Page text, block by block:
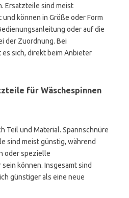
Ersatzteile sind meist
können in Größe oder Form
oder auf die
der Zuordnung. Bei
sich, direkt beim Anbieter
für Wäschespinnen
Teil und Material. Spannschnüre
sind meist günstig, während
oder spezielle
können. Insgesamt sind
günstiger als eine neue